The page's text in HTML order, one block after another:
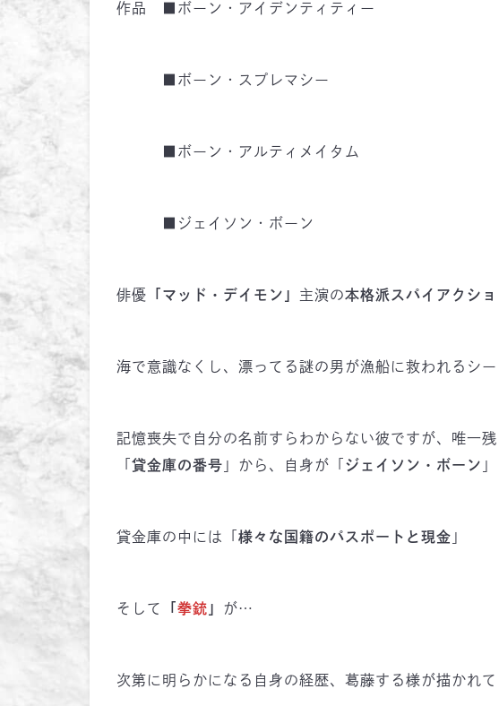
作品 ■ボーン・アイデンティティー
■ボーン・スプレマシー
■ボーン・アルティメイタム
■ジェイソン・ボーン
俳優 「マッド・デイモン」 主演の本格派スパイアクショ
海で意識なくし、漂ってる謎の男が漁船に救われるシー
記憶喪失で自分の名前すらわからない彼ですが、唯一残
貸金庫の番号 」から、自身が「 ジェイソン・ボーン
貸金庫の中には「 様々な国籍のパスポートと現金 」
そして 拳銃 」 が…
次第に明らかになる自身の経歴、葛藤する様が描かれて